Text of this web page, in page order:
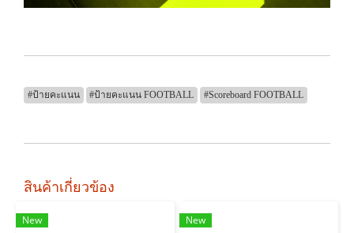
#ป้ายคะแนน #ป้ายคะแนน FOOTBALL #Scoreboard FOOTBALL
สินค้าเกี่ยวข้อง
New New